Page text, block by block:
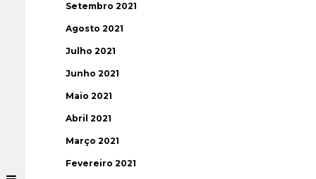
Setembro 2021
Agosto 2021
Julho 2021
Junho 2021
Maio 2021
Abril 2021
Março 2021
Fevereiro 2021